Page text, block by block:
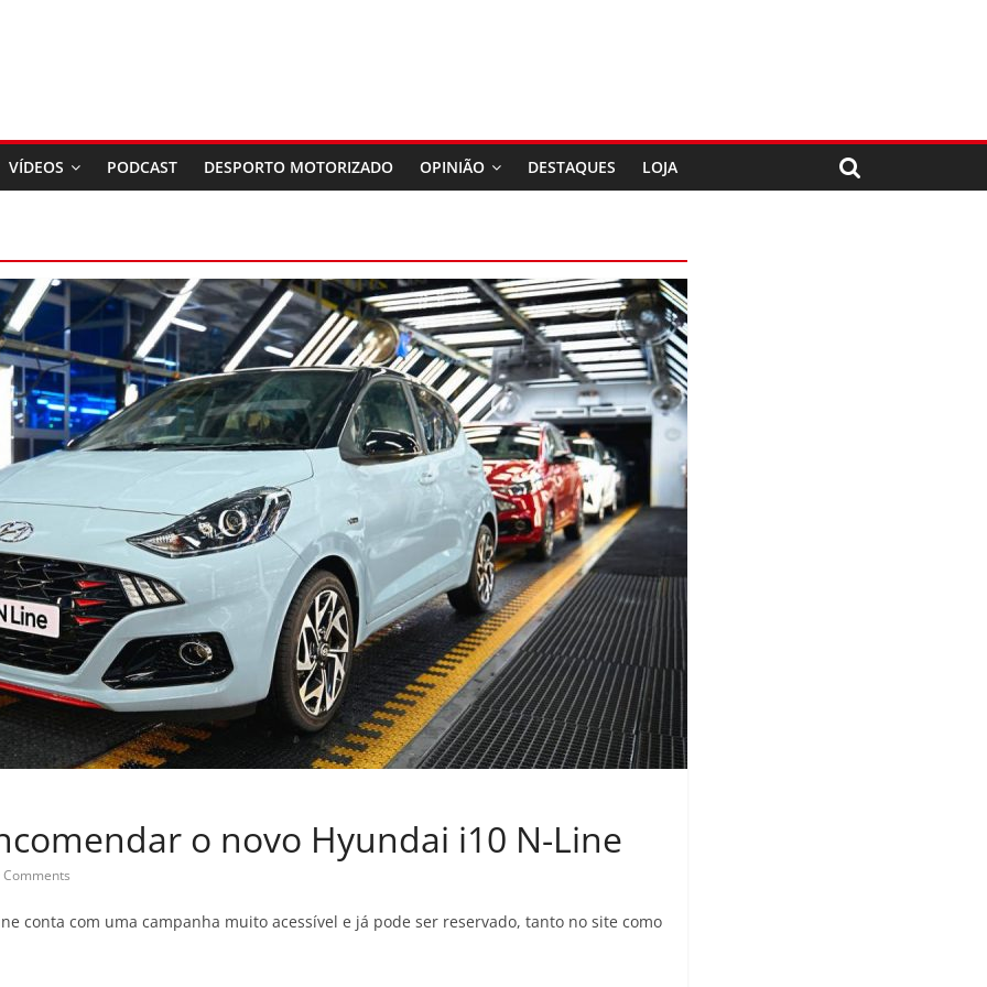
VÍDEOS PODCAST DESPORTO MOTORIZADO OPINIÃO DESTAQUES LOJA
o novo Hyundai i10 N-Line
Comments
conta com uma campanha muito acessível e já pode ser reservado, tanto no site como